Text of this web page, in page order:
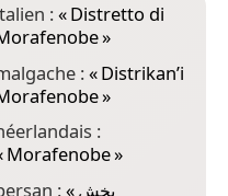
:«Distretto di
»
:«Distrikan’i
»
:
Morafenobe»
:«بخش